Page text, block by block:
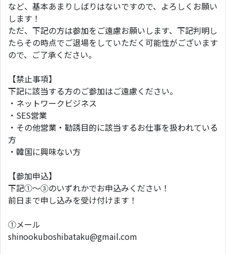
など、基本あまりしばりはないですので、よろしくお願い
します！
ただ、下記の方は参加をご遠慮お願いします、下記判明し
たらその時点でご退場をしていただく可能性がございます
ので、ご了承ください。
【禁止事項】
下記に該当する方のご参加はご遠慮ください。
・ネットワークビジネス
・SES営業
・その他営業・勧誘目的に該当するお仕事を扱われている
方
・韓国に興味ない方
【参加申込】
下記①～③のいずれかでお申込みください！
前日まで申し込みを受け付けます！
①メール
shinookuboshibataku@gmail.com